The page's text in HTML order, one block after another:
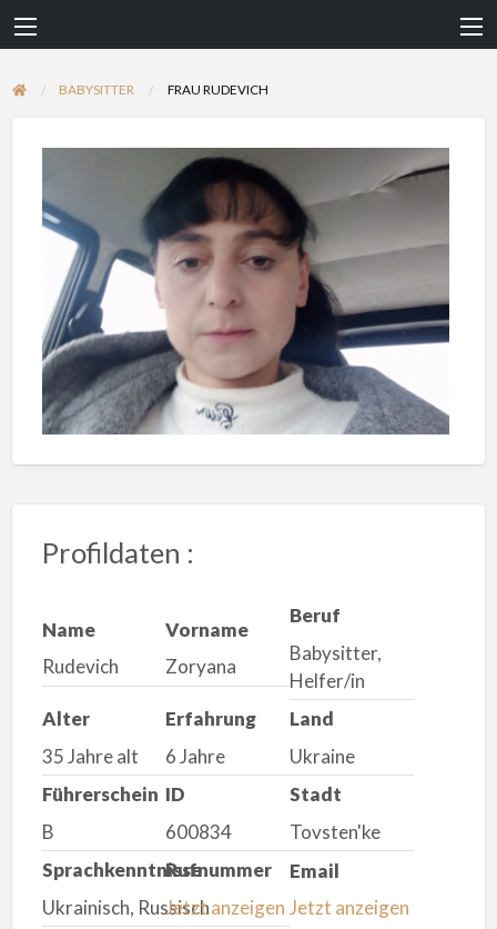
BABYSITTER FRAU RUDEVICH
Profildaten :
Name
Rudevich
Vorname
Zoryana
Beruf
Babysitter,
Helfer/in
Alter
35 Jahre alt
Erfahrung
6 Jahre
Land
Ukraine
Führerschein
B
ID
600834
Stadt
Tovsten'ke
Sprachkenntnisse
Ukrainisch, Russisch
Rufnummer
Jetzt anzeigen
Email
Jetzt anzeigen